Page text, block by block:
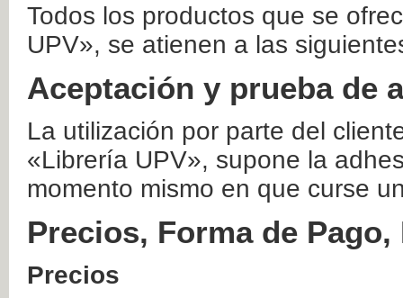
Todos los productos que se
UPV», se atienen a las
Aceptación y prueba de
La utilización por parte del
«Librería UPV», supone la
momento mismo en que curse
Precios, Forma de
Precios